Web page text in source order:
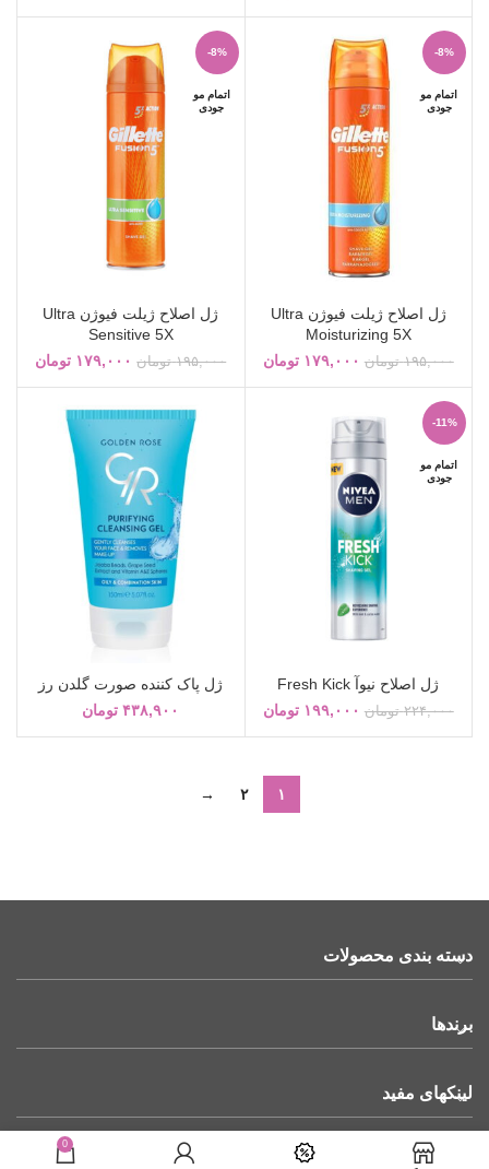
-8%
اتمام مو
جودی
ژل اصلاح ژیلت فیوژن Ultra
Moisturizing 5X
۱۹۵,۰۰۰ تومان ۱۷۹,۰۰۰ تومان
-8%
اتمام مو
جودی
ژل اصلاح ژیلت فیوژن Ultra
Sensitive 5X
۱۹۵,۰۰۰ تومان ۱۷۹,۰۰۰ تومان
-11%
اتمام مو
جودی
ژل اصلاح نیوآ Fresh Kick
۲۲۴,۰۰۰ تومان ۱۹۹,۰۰۰ تومان
ژل پاک کننده صورت گلدن رز
۴۳۸,۹۰۰ تومان
۱ ۲ →
دسته بندی محصولات
برندها
لینکهای مفید
نماد اعتماد الکترونیکی
0